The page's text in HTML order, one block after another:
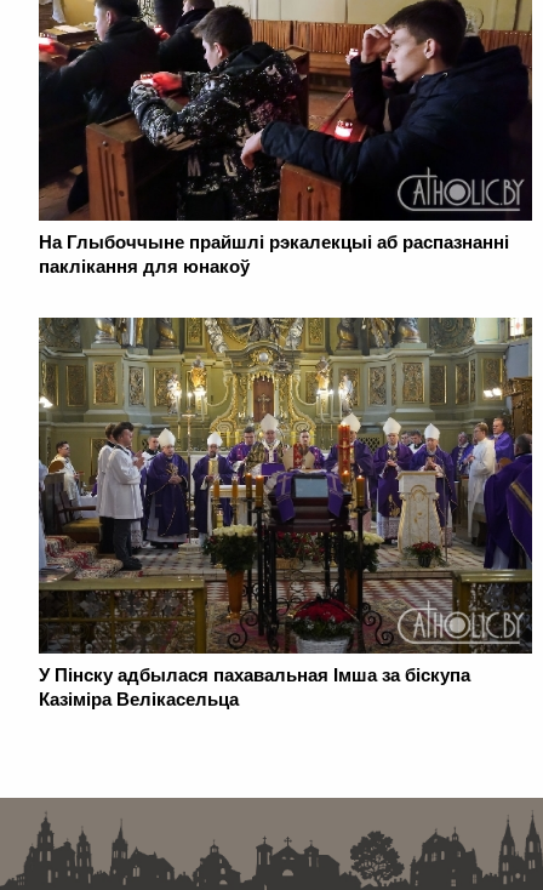
На Глыбоччыне прайшлі рэкалекцыі аб распазнанні
паклікання для юнакоў
У Пінску адбылася пахавальная Імша за біскупа
Казіміра Велікасельца